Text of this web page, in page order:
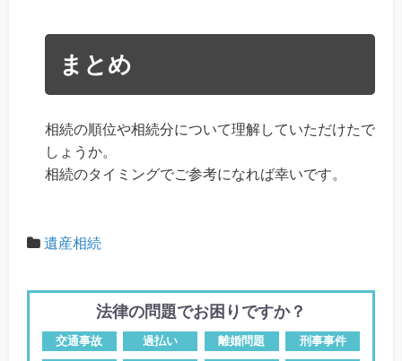
まとめ
相続の順位や相続分について理解していただけたで
しょうか。
相続のタイミングでご参考になれば幸いです。
遺産相続
法律の問題でお困りですか？
交通事故 過払い 離婚問題 刑事事件